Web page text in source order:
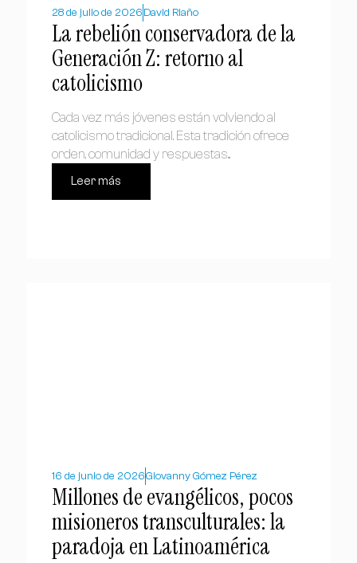
28 de julio de 2026 David Riaño
La rebelión conservadora de la
Generación Z: retorno al
catolicismo
Cada vez más jóvenes están volviendo al
catolicismo tradicional. Esta tradición ofrece
orden, comunidad y respuestas...
Leer más
16 de junio de 2026Giovanny Gómez Pérez
Millones de evangélicos, pocos
misioneros transculturales: la
paradoja en Latinoamérica